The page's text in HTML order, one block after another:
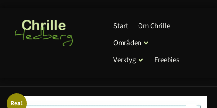
Start
Om Chrille
Områden
Verktyg
Freebies
Rea!